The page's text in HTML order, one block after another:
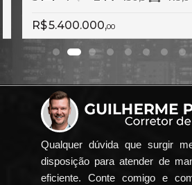
5.400.000,00
Qualquer dúvida que surgir
disposição para atender de
eficiente. Conte comigo e